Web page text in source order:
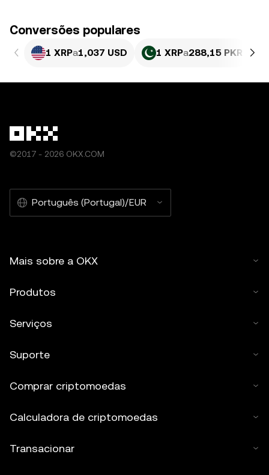
Conversões populares
1 XRPa1,037 USD 1 XRPa288,15 PKR
©2017 - 2026 OKX.COM
Português (Portugal)/EUR
Mais sobre a OKX
Produtos
Serviços
Suporte
Comprar criptomoedas
Calculadora de criptomoedas
Transacionar